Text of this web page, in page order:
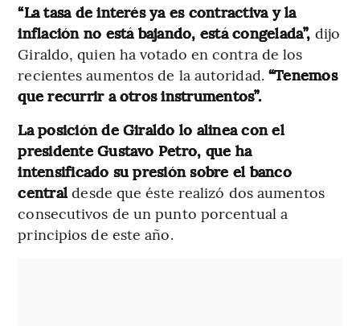
“La tasa de interés ya es contractiva y la
inflación no está bajando, está congelada”, dijo
Giraldo, quien ha votado en contra de los
recientes aumentos de la autoridad. “Tenemos
que recurrir a otros instrumentos”.
La posición de Giraldo lo alinea con el
presidente Gustavo Petro, que ha
intensificado su presión sobre el banco
centraldesde que éste realizó dos aumentos
consecutivos de un punto porcentual a
principios de este año.